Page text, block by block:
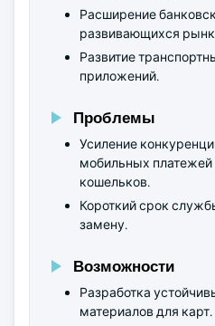
Расширение
развивающихся
Развитие
приложений.
Проблемы
Усиление
мобильных
кошельков.
Короткий срок
замену.
Возможности
Разработка
материалов для карт.